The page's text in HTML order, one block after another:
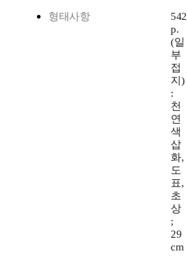
형태사항
542
p.
(일
부
접
지)
:
천
연
색
삽
화,
도
표,
초
상
;
29
cm